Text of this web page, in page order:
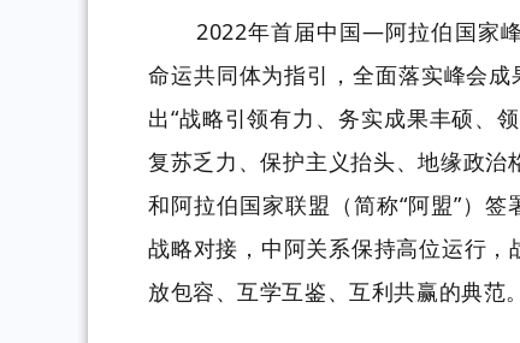
2022年首届中国—阿拉伯国家
命运共同体为指引，全面落实峰会
出“战略引领有力、务实成果丰硕、
复苏乏力、保护主义抬头、地缘政
和阿拉伯国家联盟（简称“阿盟”）
战略对接，中阿关系保持高位运行
放包容、互学互鉴、互利共赢的典范。